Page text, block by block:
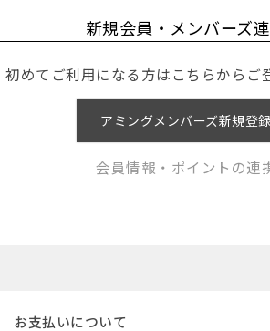
新規会員・メンバーズ
初めてご利用になる方はこちらからご
アミングメンバーズ新規登録
会員情報・ポイントの連
お支払いについて